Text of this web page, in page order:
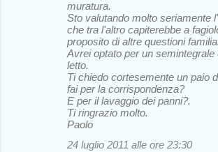
muratura.
Sto valutando molto seriamente
che tra l'altro capiterebbe a
proposito di altre questioni
Avrei optato per un
letto.
Ti chiedo cortesemente un paio
fai per la corrispondenza?
E per il lavaggio dei panni?.
Ti ringrazio molto.
Paolo
24 luglio 2011 alle ore 23:30